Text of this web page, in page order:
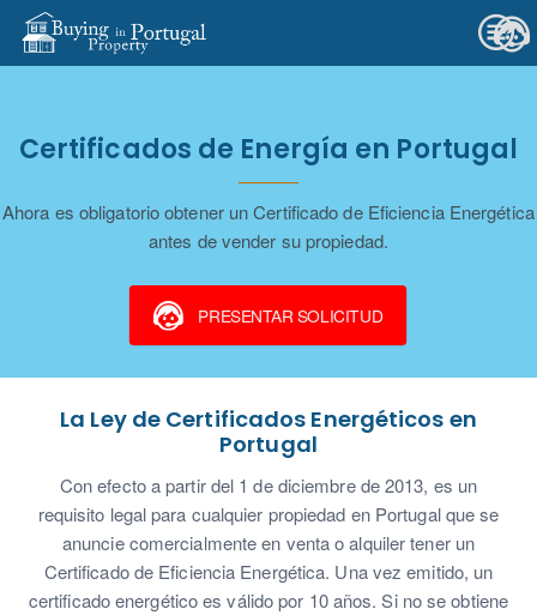
Certificados de Energía en Portugal
Ahora es obligatorio obtener un Certificado de Eficiencia Energética
antes de vender su propiedad.
PRESENTAR SOLICITUD
La Ley de Certificados Energéticos en
Portugal
Con efecto a partir del 1 de diciembre de 2013, es un
requisito legal para cualquier propiedad en Portugal que se
anuncie comercialmente en venta o alquiler tener un
Certificado de Eficiencia Energética. Una vez emitido, un
certificado energético es válido por 10 años. Si no se obtiene